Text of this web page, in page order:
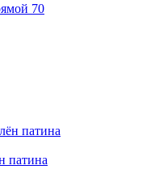
70
патина